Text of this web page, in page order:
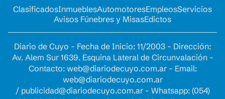
ClasificadosInmueblesAutomotoresEmpleosServicios
Avisos Fúnebres y MisasEdictos
Diario de Cuyo - Fecha de Inicio: 11/2003 - Dirección:
Av. Alem Sur 1639. Esquina Lateral de Circunvalación -
Contacto: web@diariodecuyo.com.ar- Email:
web@diariodecuyo.com.ar
/ publicidad@diariodecuyo.com.ar- Whatsapp: (054)